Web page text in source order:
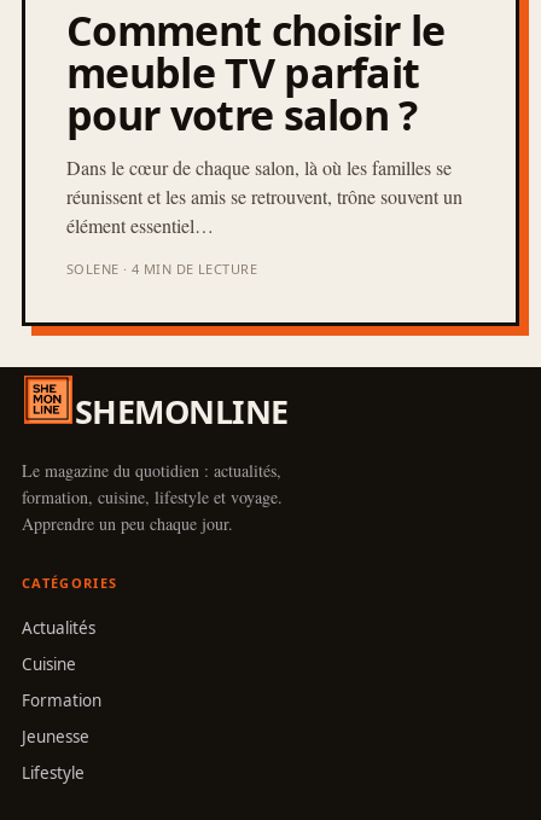
Comment choisir le
meuble TV parfait
pour votre salon ?
Dans le cœur de chaque salon, là où les familles se
réunissent et les amis se retrouvent, trône souvent un
élément essentiel…
SOLENE · 4 MIN DE LECTURE
SHEMONLINE
Le magazine du quotidien : actualités,
formation, cuisine, lifestyle et voyage.
Apprendre un peu chaque jour.
CATÉGORIES
Actualités
Cuisine
Formation
Jeunesse
Lifestyle